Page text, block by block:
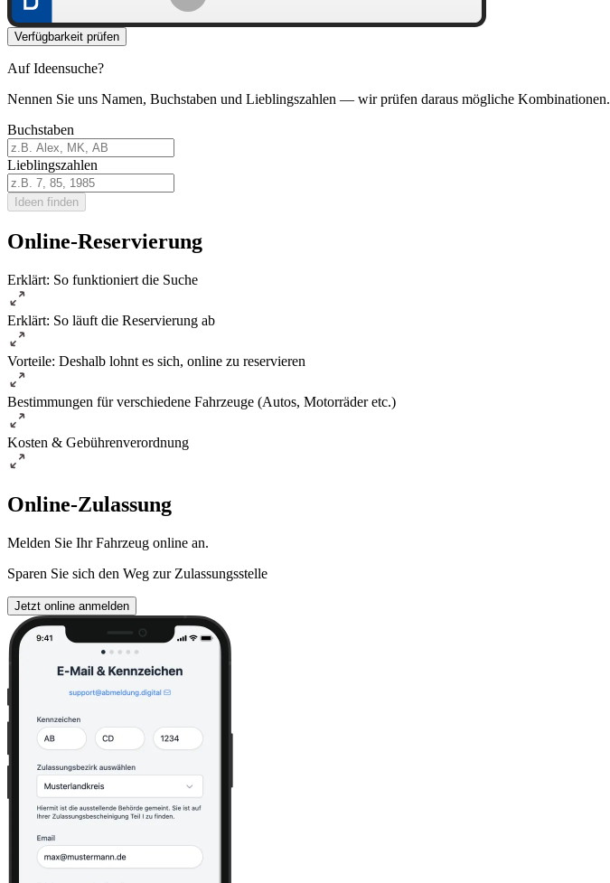
Verfügbarkeit prüfen
Auf Ideensuche?
Nennen Sie uns Namen, Buchstaben und Lieblingszahlen — wir prüfen daraus mögliche Kombinationen.
Buchstaben
Lieblingszahlen
Ideen finden
Online-Reservierung
Erklärt: So funktioniert die Suche
Erklärt: So läuft die Reservierung ab
Vorteile: Deshalb lohnt es sich, online zu reservieren
Bestimmungen für verschiedene Fahrzeuge (Autos, Motorräder etc.)
Kosten & Gebührenverordnung
Online-Zulassung
Melden Sie Ihr Fahrzeug online an.
Sparen Sie sich den Weg zur Zulassungsstelle
Jetzt online anmelden